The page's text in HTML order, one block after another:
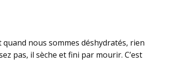
nous sommes déshydratés, rien
pas, il sèche et fini par mourir. C’est